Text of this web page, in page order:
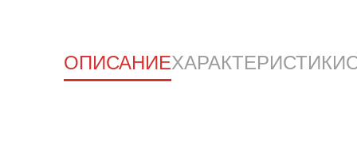
ОПИСАНИЕХАРАКТЕРИСТИКИ